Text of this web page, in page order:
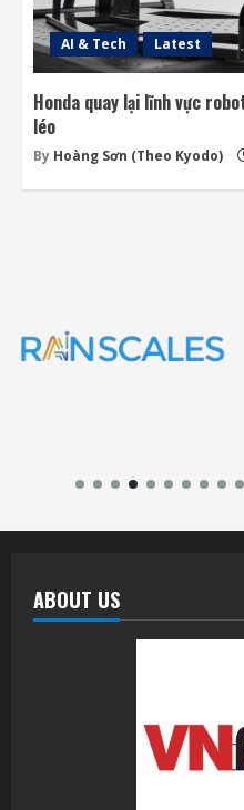
AI & Tech Latest
Honda quay lại lĩnh vực
léo
By Hoàng Sơn (Theo Kyodo)
ABOUT US